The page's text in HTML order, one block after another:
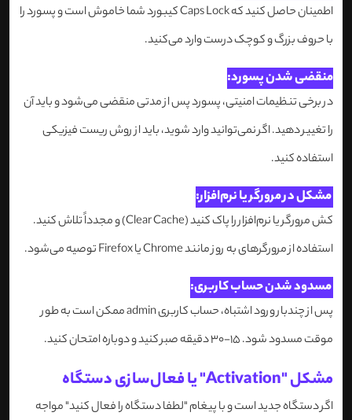
اطمینان حاصل کنید که Caps Lock کیبورد شما خاموش است و پسورد را
با حروف بزرگ و کوچک درست وارد می‌کنید.
منقضی شدن پسورد:
در برخی تنظیمات امنیتی، پسورد پس از مدتی منقضی می‌شود و باید آن
را تغییر دهید. اگر نمی‌توانید وارد شوید، باید از روش ریست فیزیکی
استفاده کنید.
مشکل در مرورگر یا نرم‌افزار:
کش مرورگر یا نرم‌افزار را پاک کنید (Clear Cache) و مجدداً تلاش کنید.
استفاده از مرورگرهای به روز مانند Chrome یا Firefox توصیه می‌شود.
مسدود شدن حساب کاربری:
پس از چندبار ورود اشتباه، حساب کاربری admin ممکن است به طور
موقت مسدود شود. 15-30 دقیقه صبر کنید و دوباره امتحان کنید.
مشکل "Activation" یا فعال‌سازی دستگاه
اگر دستگاه جدید است و با پیغام "لطفا دستگاه را فعال کنید" مواجه